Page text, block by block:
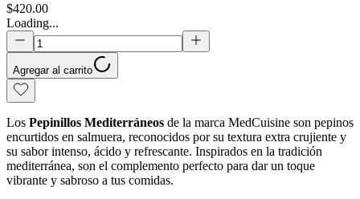
$420.00
Loading...
Agregar al carrito
Los Pepinillos Mediterráneos de la marca MedCuisine son pepinos
encurtidos en salmuera, reconocidos por su textura extra crujiente y
su sabor intenso, ácido y refrescante. Inspirados en la tradición
mediterránea, son el complemento perfecto para dar un toque
vibrante y sabroso a tus comidas.